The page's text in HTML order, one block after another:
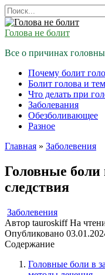
Перейти
к
содержанию
Search
for:
Голова не болит
Все о причинах
Почему болит
Болит голова и
Что делать при
Заболевания
Обезболивающее
Разное
Главная » Заболевения
Головные
следствия
Заболевения
Автор tauroskiff На
Опубликовано
Содержание
Головные боли в